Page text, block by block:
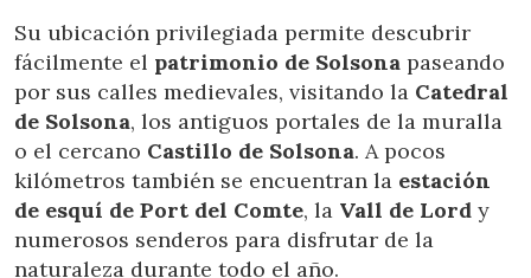
Su ubicación privilegiada permite descubrir
fácilmente el patrimonio de Solsona paseando
por sus calles medievales, visitando la Catedral
de Solsona, los antiguos portales de la muralla
o el cercano Castillo de Solsona. A pocos
kilómetros también se encuentran la estación
de esquí de Port del Comte, la Vall de Lord y
numerosos senderos para disfrutar de la
naturaleza durante todo el año.
instalación de las mismas. El usuario tiene la posibilidad
de configurar su navegador pudiendo, si así lo desea,
impedir que sean instaladas en su disco duro, aunque
deberá tener en cuenta que dicha acción podrá ocasionar
dificultades de navegación de la página web.
Analíticas y personalización
Permiten realizar el seguimiento y análisis del
comportamiento de los usuarios de este sitio web. La
información recogida mediante este tipo de cookies se
utiliza en la medición de la actividad de la web para la